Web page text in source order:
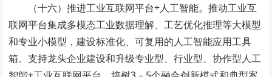
（十六）推进工业互联网平台+人工智能。推动工业互
联网平台集成多模态工业数据理解、工艺优化推理等大模型
和专业小模型，建设标准化、可复用的人工智能应用工具
箱。支持龙头企业建设和升级专业型、行业型、协作型人工